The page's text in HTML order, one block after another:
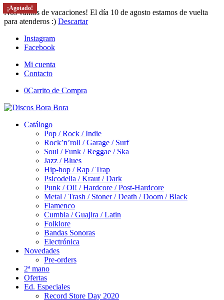
Nos vamos de vacaciones! El día 10 de agosto estamos de vuelta
para atenderos :) Descartar
Instagram
Facebook
Mi cuenta
Contacto
0Carrito de Compra
Catálogo
Pop / Rock / Indie
Rock’n’roll / Garage / Surf
Soul / Funk / Reggae / Ska
Jazz / Blues
Hip-hop / Rap / Trap
Psicodelia / Kraut / Dark
Punk / Oi! / Hardcore / Post-Hardcore
Metal / Trash / Stoner / Death / Doom / Black
Flamenco
Cumbia / Guajira / Latin
Folklore
Bandas Sonoras
Electrónica
Novedades
Pre-orders
2ª mano
Ofertas
Ed. Especiales
Record Store Day 2020
¡Agotado!
¡Agotado!